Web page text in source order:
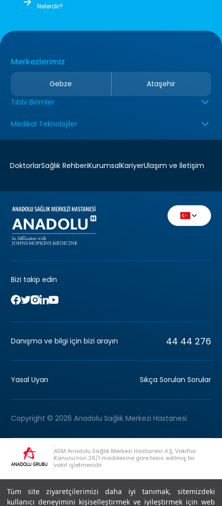
Tüm site ziyaretçilerimizi daha iyi tanımak, sitemizdeki
kullanıcı deneyimini kişiselleştirmek ve iyileştirmek için web
Nelerdir?
Merkezlerimiz
Gebze
Ataşehir
Tıbbi Birimler
Medikal Teknolojiler
DoktorlarSağlık RehberiKurumsalKariyerUlaşım ve İletişim
Bizi takip edin
Danışma ve bilgi için bizi arayın 44 44 276
Yasal Uyarı Sıkça Sorulan Sorular
Copyright © 2026 Anadolu Sağlık Merkezi Hastanesi
ASM Anadolu Sağlık Merkezi Hastanesi A.Ş, Vakıflar
Kanunu’nun 26/1 maddesine göre tesis edilmiş bir
vakıf işletmesidir.
Anadolu Grubu Danışma Hattı +90 (262) 678 54 00